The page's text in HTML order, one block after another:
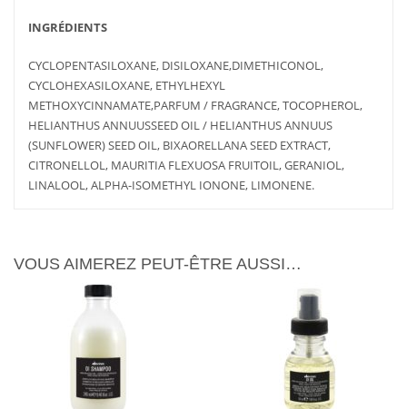
INGRÉDIENTS
CYCLOPENTASILOXANE, DISILOXANE,DIMETHICONOL,
CYCLOHEXASILOXANE, ETHYLHEXYL
METHOXYCINNAMATE,PARFUM / FRAGRANCE, TOCOPHEROL,
HELIANTHUS ANNUUSSEED OIL / HELIANTHUS ANNUUS
(SUNFLOWER) SEED OIL, BIXAORELLANA SEED EXTRACT,
CITRONELLOL, MAURITIA FLEXUOSA FRUITOIL, GERANIOL,
LINALOOL, ALPHA-ISOMETHYL IONONE, LIMONENE.
VOUS AIMEREZ PEUT-ÊTRE AUSSI…
AJOUTER
PLUS
AJOUTER
AU PANIER
PLUS
D'INFOS